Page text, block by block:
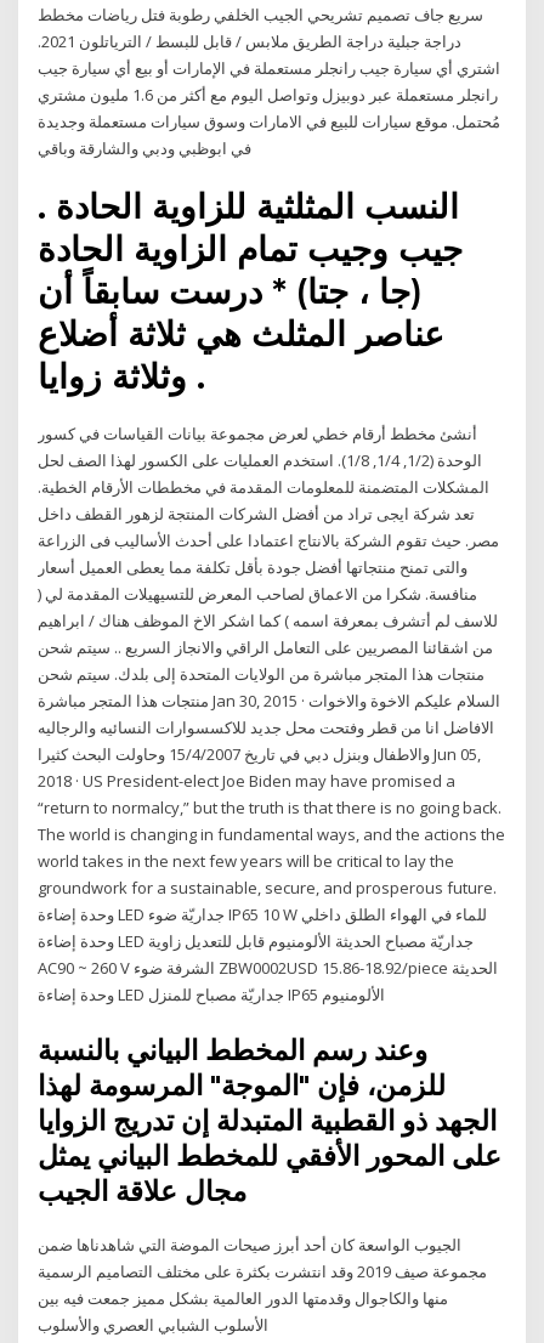
سريع جاف تصميم تشريحي الجيب الخلفي رطوبة فتل رياضات مخطط
دراجة جبلية دراجة الطريق ملابس / قابل للبسط / الترياتلون 2021.
اشتري أي سيارة جيب رانجلر مستعملة في الإمارات أو بيع أي سيارة جيب
رانجلر مستعملة عبر دوبيزل وتواصل اليوم مع أكثر من 1.6 مليون مشتري
مُحتمل. موقع سيارات للبيع في الامارات وسوق سيارات مستعملة وجديدة
في ابوظبي ودبي والشارقة وباقي
النسب المثلثية للزاوية الحادة .
جيب وجيب تمام الزاوية الحادة
(جا ، جتا) * درست سابقاً أن
عناصر المثلث هي ثلاثة أضلاع
وثلاثة زوايا .
أنشئ مخطط أرقام خطي لعرض مجموعة بيانات القياسات في كسور
الوحدة (1/2, 1/4, 1/8). استخدم العمليات على الكسور لهذا الصف لحل
المشكلات المتضمنة للمعلومات المقدمة في مخططات الأرقام الخطية.
تعد شركة ايجى تراد من أفضل الشركات المنتجة لزهور القطف داخل
مصر. حيث تقوم الشركة بالانتاج اعتمادا على أحدث الأساليب فى الزراعة
والتى تمنح منتجاتها أفضل جودة بأقل تكلفة مما يعطى العميل أسعار
منافسة. شكرا من الاعماق لصاحب المعرض للتسيهيلات المقدمة لي (
للاسف لم أتشرف بمعرفة اسمه ) كما اشكر الاخ الموظف هناك / ابراهيم
من اشقائنا المصريين على التعامل الراقي والانجاز السريع .. سيتم شحن
منتجات هذا المتجر مباشرة من الولايات المتحدة إلى بلدك. سيتم شحن
منتجات هذا المتجر مباشرة Jan 30, 2015 · السلام عليكم الاخوة والاخوات
الافاضل انا من قطر وفتحت محل جديد للاكسسوارات النسائيه والرجاليه
والاطفال وبنزل دبي في تاريخ 15/4/2007 وحاولت البحث كثيرا Jun 05,
2018 · US President-elect Joe Biden may have promised a
“return to normalcy,” but the truth is that there is no going back.
The world is changing in fundamental ways, and the actions the
world takes in the next few years will be critical to lay the
groundwork for a sustainable, secure, and prosperous future.
وحدة إضاءة LED جداريّة ضوء IP65 10 W للماء في الهواء الطلق داخلي
وحدة إضاءة LED جداريّة مصباح الحديثة الألومنيوم قابل للتعديل زاوية
AC90 ~ 260 V الشرفة ضوء ZBW0002USD 15.86-18.92/piece الحديثة
وحدة إضاءة LED جداريّة مصباح للمنزل IP65 الألومنيوم
وعند رسم المخطط البياني بالنسبة
للزمن، فإن "الموجة" المرسومة لهذا
الجهد ذو القطبية المتبدلة إن تدريج الزوايا
على المحور الأفقي للمخطط البياني يمثل
الجيوب الواسعة كان أحد أبرز صيحات الموضة التي شاهدناها ضمن
مجموعة صيف 2019 وقد انتشرت بكثرة على مختلف التصاميم الرسمية
منها والكاجوال وقدمتها الدور العالمية بشكل مميز جمعت فيه بين
الأسلوب الشبابي العصري والأسلوب